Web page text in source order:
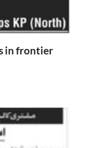
in frontier